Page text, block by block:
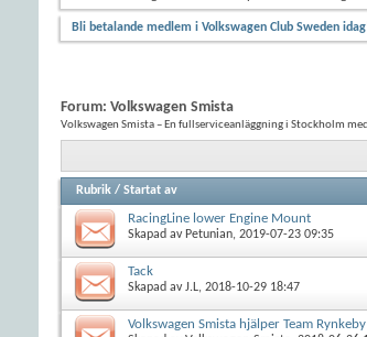
Bli betalande medlem i Volkswagen Club Sweden
Forum: Volkswagen Smista
Volkswagen Smista – En fullserviceanläggning i Stockholm
Rubrik / Startat av
RacingLine lower Engine Mount
Skapad av Petunian, 2019-07-23 09:35
Tack
Skapad avJ.L, 2018-10-29 18:47
Volkswagen Smista hjälper Team Rynkeby